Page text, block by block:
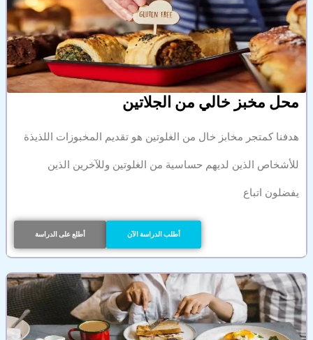
محل مخبز خالي من الجلاتين
هدفنا كمتجر مخابز خال من الغلوتين هو تقديم المخبوزات اللذيذة
للأشخاص الذين لديهم حساسية من الغلوتين وللآخرين الذين
يفضلون اتباع
أطلع على الدراسة أطلب الدراسة الآن